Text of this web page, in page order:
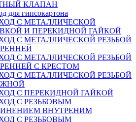
КЛАПАН
для гипсокартона
С МЕТАЛЛИЧЕСКОЙ
И ПЕРЕКИДНОЙ ГАЙКОЙ
С МЕТАЛЛИЧЕСКОЙ РЕЗЬБОЙ
С МЕТАЛЛИЧЕСКОЙ РЕЗЬБОЙ
С КРЕСТОМ
С МЕТАЛЛИЧЕСКОЙ РЕЗЬБОЙ
С ПЕРЕКИДНОЙ ГАЙКОЙ
С РЕЗЬБОВЫМ
ВНУТРЕНИМ
С РЕЗЬБОВЫМ